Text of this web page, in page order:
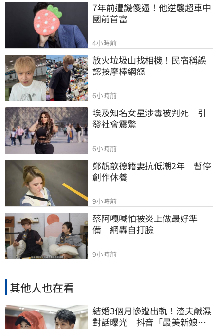
7年前遭譏傻逼！他逆襲超車中
國前首富
4小時前
放火垃圾山找相機！民宿稱誤
認按摩棒網怒
6小時前
埃及知名女星涉毒被判死　引
發社會震驚
6小時前
鄭靚歆德籍妻抗低潮2年　暫停
創作休養
9小時前
蔡阿嘎喊怕被炎上做最好準
備　網轟自打臉
9小時前
其他人也在看
結婚3個月慘遭出軌！渣夫鹹濕
對話曝光 抖音「最美新娘」